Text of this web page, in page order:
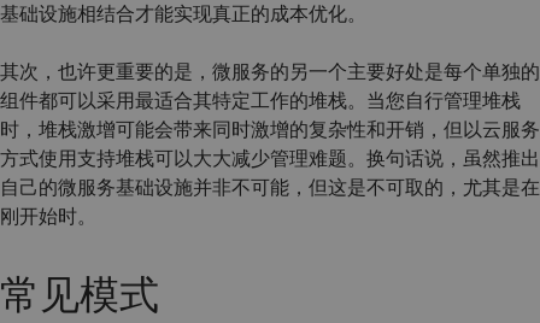
基础设施相结合才能实现真正的成本优化。
其次，也许更重要的是，微服务的另一个主要好处是每个单独的
组件都可以采用最适合其特定工作的堆栈。当您自行管理堆栈
时，堆栈激增可能会带来同时激增的复杂性和开销，但以云服务
方式使用支持堆栈可以大大减少管理难题。换句话说，虽然推出
自己的微服务基础设施并非不可能，但这是不可取的，尤其是在
刚开始时。
常见模式